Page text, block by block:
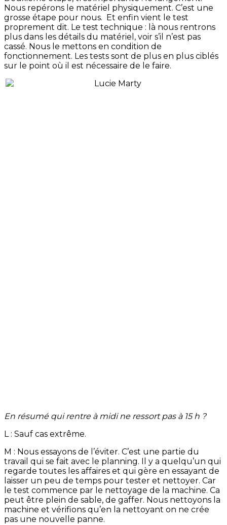
Nous repérons le matériel physiquement. C’est une
grosse étape pour nous. Et enfin vient le test
proprement dit. Le test technique : là nous rentrons
plus dans les détails du matériel, voir s’il n’est pas
cassé. Nous le mettons en condition de
fonctionnement. Les tests sont de plus en plus ciblés
sur le point où il est nécessaire de le faire.
En résumé qui rentre à midi ne ressort pas à 15 h ?
L : Sauf cas extrême.
M : Nous essayons de l’éviter. C’est une partie du
travail qui se fait avec le planning. Il y a quelqu’un qui
regarde toutes les affaires et qui gère en essayant de
laisser un peu de temps pour tester et nettoyer. Car
le test commence par le nettoyage de la machine. Ca
peut être plein de sable, de gaffer. Nous nettoyons la
machine et vérifions qu’en la nettoyant on ne crée
pas une nouvelle panne.